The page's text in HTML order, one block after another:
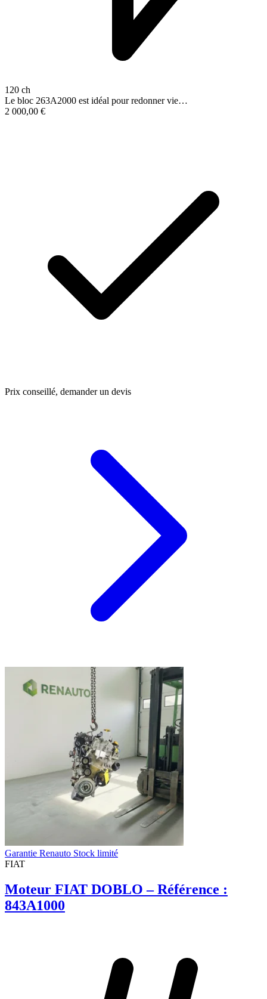
120 ch
Le bloc 263A2000 est idéal pour redonner vie…
2 000,00 €
Prix conseillé, demander un devis
Garantie Renauto Stock limité
FIAT
Moteur FIAT DOBLO – Référence :
843A1000